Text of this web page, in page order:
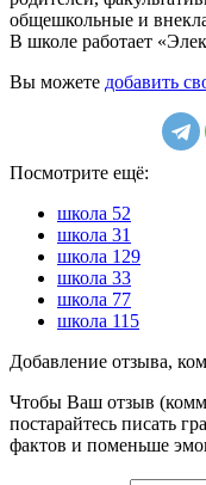
общешкольные и
В школе работает
Вы можете добавить
Посмотрите ещё:
школа 52
школа 31
школа 129
школа 33
школа 77
школа 115
Добавление отзыва,
Чтобы Ваш отзыв
постарайтесь писать
фактов и поменьше